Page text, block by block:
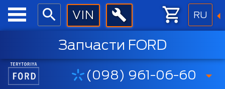
RU
Запчасти FORD
(098) 961-06-60